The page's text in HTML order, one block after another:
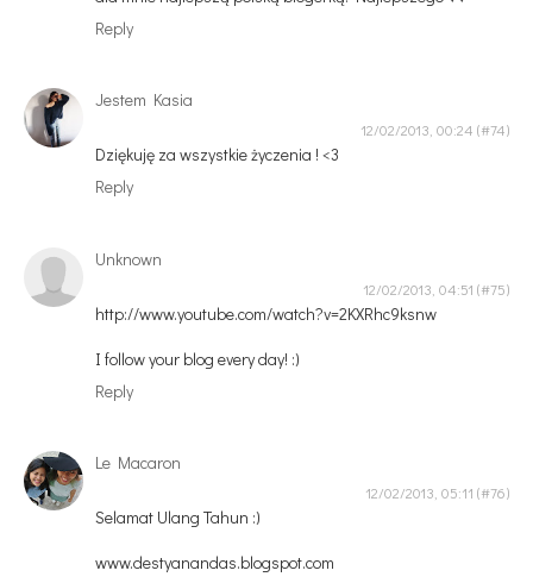
Reply
Jestem Kasia
12/02/2013, 00:24
Dziękuję za wszystkie życzenia ! <3
Reply
Unknown
12/02/2013, 04:51
http://www.youtube.com/watch?v=2KXRhc9ksnw
I follow your blog every day! :)
Reply
Le Macaron
12/02/2013, 05:11
Selamat Ulang Tahun :)
www.destyanandas.blogspot.com